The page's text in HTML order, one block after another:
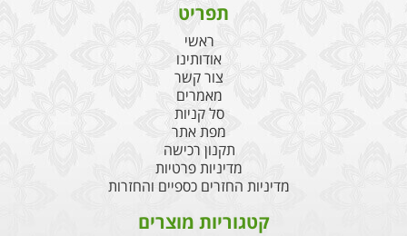
תפריט
ראשי
אודותינו
צור קשר
מאמרים
סל קניות
מפת אתר
תקנון רכישה
מדיניות פרטיות
מדיניות החזרים כספיים והחזרות
קטגוריות מוצרים